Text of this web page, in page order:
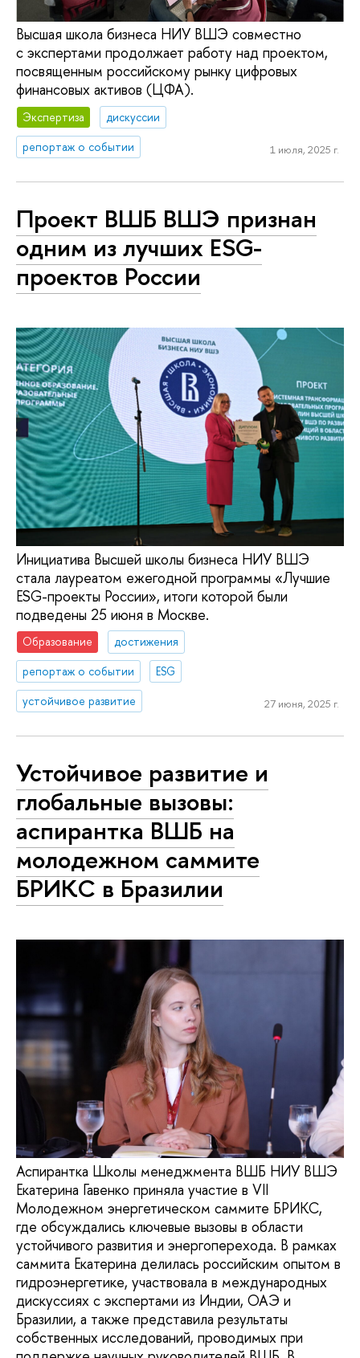
Высшая школа бизнеса НИУ ВШЭ совместно
с экспертами продолжает работу над проектом,
посвященным российскому рынку цифровых
финансовых активов (ЦФА).
Экспертиза
дискуссии
репортаж о событии
1 июля, 2025 г.
Проект ВШБ ВШЭ признан
одним из лучших ESG-
проектов России
Инициатива Высшей школы бизнеса НИУ ВШЭ
стала лауреатом ежегодной программы «Лучшие
ESG-проекты России», итоги которой были
подведены 25 июня в Москве.
Образование
достижения
репортаж о событии
ESG
устойчивое развитие
27 июня, 2025 г.
Устойчивое развитие и
глобальные вызовы:
аспирантка ВШБ на
молодежном саммите
БРИКС в Бразилии
Аспирантка Школы менеджмента ВШБ НИУ ВШЭ
Екатерина Гавенко приняла участие в VII
Молодежном энергетическом саммите БРИКС,
где обсуждались ключевые вызовы в области
устойчивого развития и энергоперехода. В рамках
саммита Екатерина делилась российским опытом в
гидроэнергетике, участвовала в международных
дискуссиях с экспертами из Индии, ОАЭ и
Бразилии, а также представила результаты
собственных исследований, проводимых при